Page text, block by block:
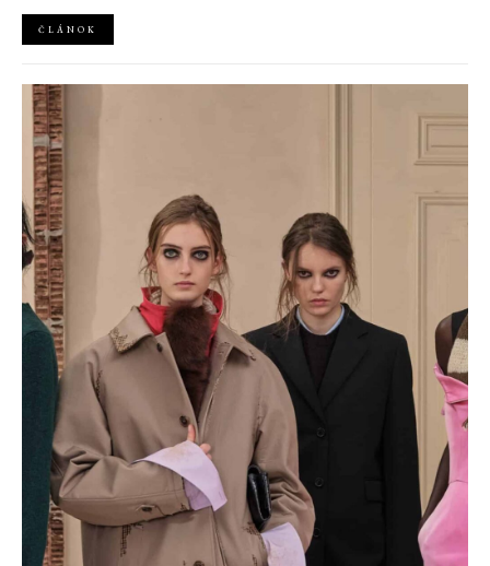
trendy a vytvárať autentické spojenie medzi módou, digitálnym
prostredím a každodenným životom mladej generácie.
ČLÁNOK